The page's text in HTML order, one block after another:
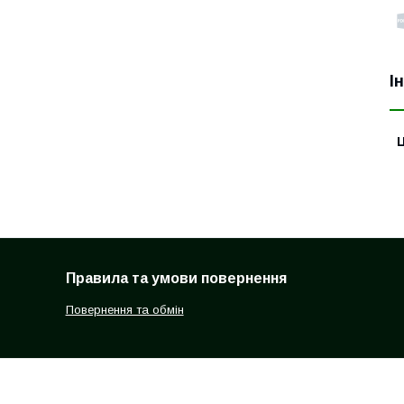
Правила та умови повернення
Повернення та обмін